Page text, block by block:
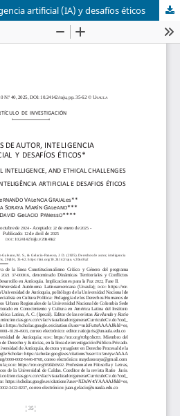
artificial (IA) y desafíos éticos